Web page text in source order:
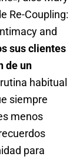
Re-Coupling:
and
sus clientes
de un
habitual
siempre
menos
para